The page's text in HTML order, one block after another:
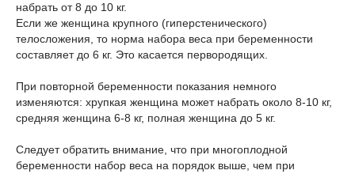
набрать от 8 до 10 кг.
Если же женщина крупного (гиперстенического)
телосложения, то норма набора веса при беременности
составляет до 6 кг. Это касается первородящих.
При повторной беременности показания немного
изменяются: хрупкая женщина может набрать около 8-10 кг,
средняя женщина 6-8 кг, полная женщина до 5 кг.
Следует обратить внимание, что при многоплодной
беременности набор веса на порядок выше, чем при